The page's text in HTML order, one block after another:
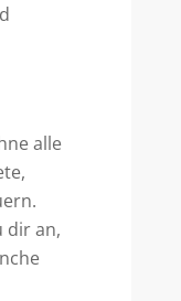
alle
dir an,